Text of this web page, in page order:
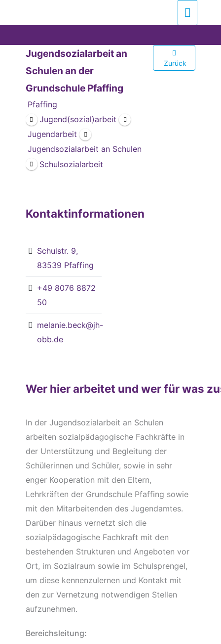
Jugendsozialarbeit an
Schulen an der
Grundschule Pfaffing
Pfaffing
Jugend(sozial)arbeit
Jugendarbeit
Jugendsozialarbeit an Schulen
Schulsozialarbeit
Zurück
Kontaktinformationen
Schulstr. 9,
83539 Pfaffing
+49 8076 8872
50
melanie.beck@jh-
obb.de
Wer hier arbeitet und wer für was
In der Jugendsozialarbeit an Schulen
arbeiten sozialpädagogische Fachkräfte in
der Unterstützung und Begleitung der
Schülerinnen und Schüler, sowie in sehr
enger Kooperation mit den Eltern,
Lehrkräften der Grundschule Pfaffing sowie
mit den Mitarbeitenden des Jugendamtes.
Darüber hinaus vernetzt sich die
sozialpädagogische Fachkraft mit den
bestehenden Strukturen und Angeboten vor
Ort, im Sozialraum sowie im Schulsprengel,
um diese kennenzulernen und Kontakt mit
den zur Vernetzung notwendigen Stellen
aufzunehmen.
Bereichsleitung: